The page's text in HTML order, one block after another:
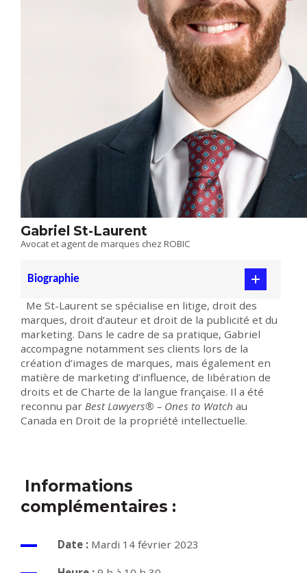
Gabriel St-Laurent
Avocat et agent de marques chez ROBIC
Biographie
Me St-Laurent se spécialise en litige, droit des
marques, droit d’auteur et droit de la publicité et du
marketing. Dans le cadre de sa pratique, Gabriel
accompagne notamment ses clients lors de la
création d’images de marques, mais également en
matière de marketing d’influence, de libération de
droits et de Charte de la langue française. Il a été
reconnu par Best Lawyers® – Ones to Watch au
Canada en Droit de la propriété intellectuelle.
Informations
complémentaires :
Date : Mardi 14 février 2023